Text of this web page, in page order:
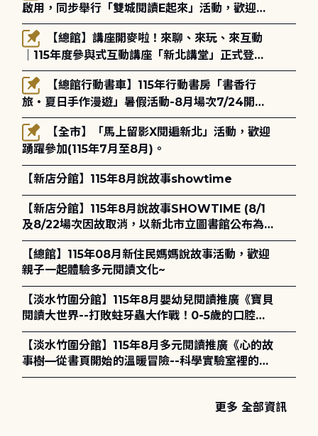
啟用，同步舉行「雙城閱讀E起來」活動，歡迎踴
躍參加(115年8月3日至10月4日)。
｜115年度參與式互動講座「新北講堂」正式登
場！
旅・夏日手作漫遊」暑假活動-8月場次7/24開始
報名
踴躍參加(115年7月至8月)。
【新店分館】115年8月說故事showtime
【新店分館】115年8月說故事SHOWTIME (8/1
及8/22場次因故取消，以新北市立圖書館公布為
主)
【總館】115年08月新住民媽媽說故事活動，歡迎
親子一起體驗多元閱讀文化~
【淡水竹圍分館】115年8月嬰幼兒閱讀推廣《寶貝
閱讀大世界--打敗蛀牙蟲大作戰！0-5歲的口腔照
護全攻略》
【淡水竹圍分館】115年8月多元閱讀推廣《心的故
事樹—從書頁開始的溫暖冒險--科學實驗室裡的放
電章魚》
更多 全部資訊